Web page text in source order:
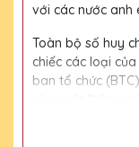
với các nước anh
Toàn bộ số huy
chiếc các loại
ban tổ chức